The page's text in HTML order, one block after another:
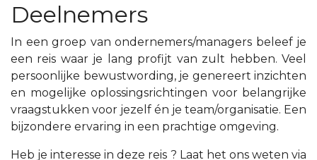
Deelnemers
In een groep van ondernemers/managers beleef je
een reis waar je lang profijt van zult hebben. Veel
persoonlijke bewustwording, je genereert inzichten
en mogelijke oplossingsrichtingen voor belangrijke
vraagstukken voor jezelf én je team/organisatie. Een
bijzondere ervaring in een prachtige omgeving.
Heb je interesse in deze reis ? Laat het ons weten via